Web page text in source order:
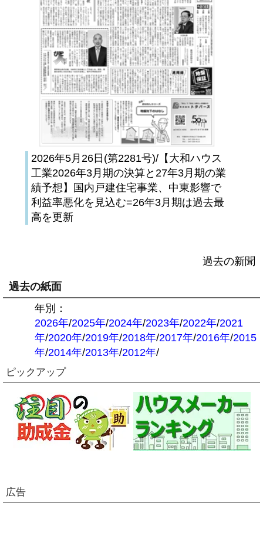
2026年5月26日(第2281号)/【大和ハウス
工業2026年3月期の決算と27年3月期の業
績予想】国内戸建住宅事業、中東影響で
利益率悪化を見込む=26年3月期は過去最
高を更新
過去の新聞
過去の紙面
年別：
2026年/2025年/2024年/2023年/2022年/2021
年/2020年/2019年/2018年/2017年/2016年/2015
年/2014年/2013年/2012年/
ピックアップ
広告